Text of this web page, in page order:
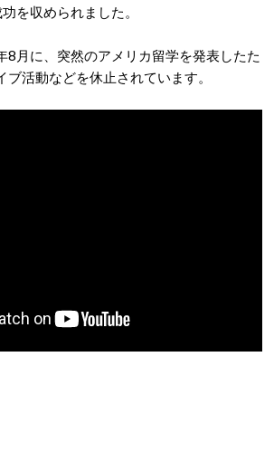
を収められました。
8月に、突然のアメリカ留学を発表したた
活動などを休止されています。